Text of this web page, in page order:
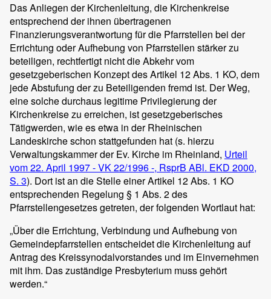
Das Anliegen der Kirchenleitung, die Kirchenkreise
entsprechend der ihnen übertragenen
Finanzierungsverantwortung für die Pfarrstellen bei der
Errichtung oder Aufhebung von Pfarrstellen stärker zu
beteiligen, rechtfertigt nicht die Abkehr vom
gesetzgeberischen Konzept des Artikel 12 Abs. 1 KO, dem
jede Abstufung der zu Beteiligenden fremd ist. Der Weg,
eine solche durchaus legitime Privilegierung der
Kirchenkreise zu erreichen, ist gesetzgeberisches
Tätigwerden, wie es etwa in der Rheinischen
Landeskirche schon stattgefunden hat (s. hierzu
Verwaltungskammer der Ev. Kirche im Rheinland, Urteil
vom22. April 1997- VK 22/1996 -, RsprB ABl. EKD 2000,
S. 3). Dort ist an die Stelle einer Artikel 12 Abs. 1 KO
entsprechenden Regelung § 1 Abs. 2 des
Pfarrstellengesetzes getreten, der folgenden Wortlaut hat:
„Über die Errichtung, Verbindung und Aufhebung von
Gemeindepfarrstellen entscheidet die Kirchenleitung auf
Antrag des Kreissynodalvorstandes und im Einvernehmen
mit ihm. Das zuständige Presbyterium muss gehört
werden.“